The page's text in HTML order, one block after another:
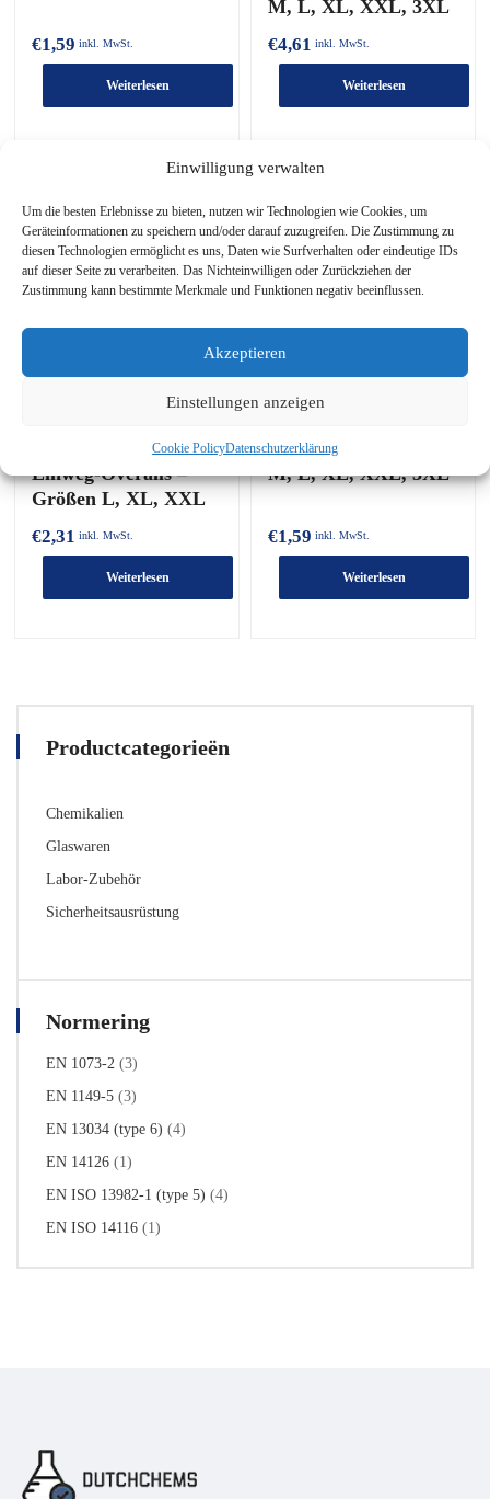
Einwilligung verwalten
Um die besten Erlebnisse zu bieten, nutzen wir Technologien wie Cookies, um
Geräteinformationen zu speichern und/oder darauf zuzugreifen. Die Zustimmung zu
diesen Technologien ermöglicht es uns, Daten wie Surfverhalten oder eindeutige IDs
auf dieser Seite zu verarbeiten. Das Nichteinwilligen oder Zurückziehen der
Zustimmung kann bestimmte Merkmale und Funktionen negativ beeinflussen.
Akzeptieren
Einstellungen anzeigen
Cookie PolicyDatenschutzerklärung
Productcategorieën
Chemikalien
Glaswaren
Labor-Zubehör
Sicherheitsausrüstung
Normering
EN 1073-2 (3)
EN 1149-5 (3)
EN 13034 (type 6) (4)
EN 14126 (1)
EN ISO 13982-1 (type 5) (4)
EN ISO 14116 (1)
€1,59 inkl. MwSt.
Weiterlesen
M, L, XL, XXL, 3XL
€4,61 inkl. MwSt.
Weiterlesen
Schutzanzug –
Einweg-Overalls –
Größen L, XL, XXL
€2,31 inkl. MwSt.
Weiterlesen
Laborkittel – Größen
M, L, XL, XXL, 3XL
€1,59 inkl. MwSt.
Weiterlesen